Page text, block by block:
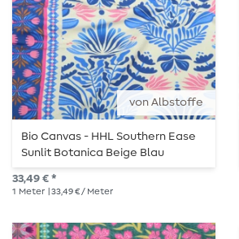
von Albstoffe
Bio Canvas - HHL Southern Ease
Sunlit Botanica Beige Blau
33,49 € *
1 Meter | 33,49 € / Meter